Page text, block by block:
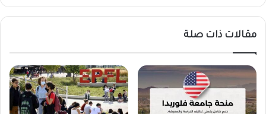
مقالات ذات صلة